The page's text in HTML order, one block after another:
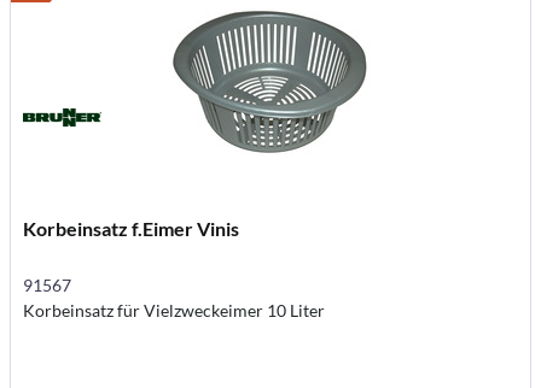
Korbeinsatz f.Eimer Vinis
91567
Korbeinsatz für Vielzweckeimer 10 Liter